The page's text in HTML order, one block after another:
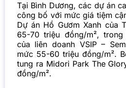
Tại Bình Dương, các dự án
công bố với mức giá tiệm
Dự án Hồ Gươm Xanh của
65-70 triệu đồng/m²,
của liên doanh VSIP –
mức 55-60 triệu đồng/m².
tung ra Midori Park The
đồng/m².